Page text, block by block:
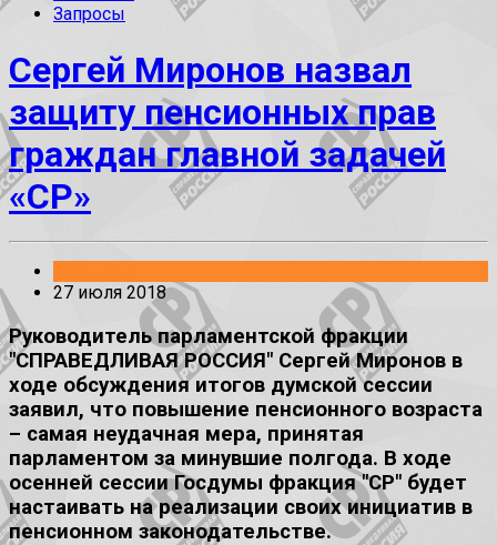
Запросы
Сергей Миронов назвал
защиту пенсионных прав
граждан главной задачей
«СР»
27 июля 2018
Руководитель парламентской фракции
"СПРАВЕДЛИВАЯ РОССИЯ" Сергей Миронов в
ходе обсуждения итогов думской сессии
заявил, что повышение пенсионного возраста
– самая неудачная мера, принятая
парламентом за минувшие полгода. В ходе
осенней сессии Госдумы фракция "СР" будет
настаивать на реализации своих инициатив в
пенсионном законодательстве.